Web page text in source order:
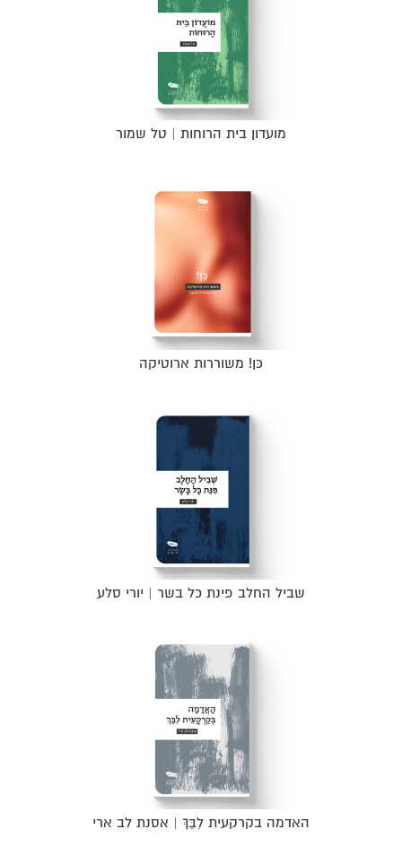
מועדון בית הרוחות | טל שמור
כּן! משוררות ארוטיקה
שביל החלב פינת כל בשר | יורי סלע
האדמה בקרקעית לִבֵּךְ | אסנת לב ארי